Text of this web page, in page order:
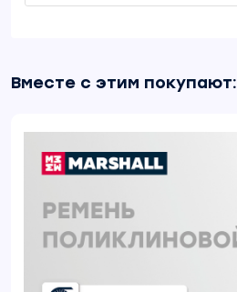
Вместе с этим покупают: